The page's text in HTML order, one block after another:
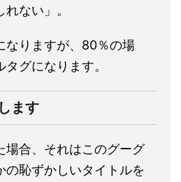
ない」。
なりますが、80％の場
グになります。
ます
場合、それはこのグーグ
の恥ずかしいタイトルを